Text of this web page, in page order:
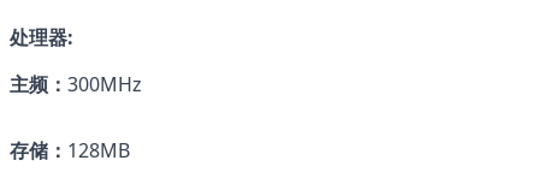
处理器:
主频： 300MHz
存储： 128MB